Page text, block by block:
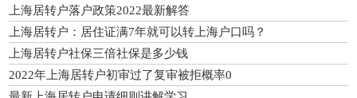
上海居转户落户政策2022最新解答
上海居转户：居住证满7年就可以转上海户口吗？
上海居转户社保三倍社保是多少钱
2022年上海居转户初审过了复审被拒概率0